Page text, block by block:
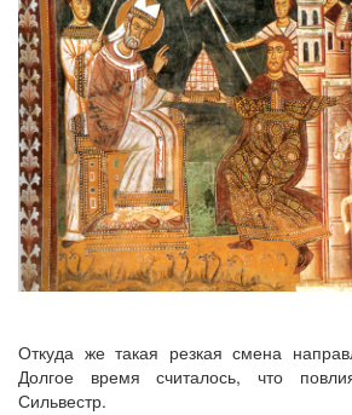
Откуда же такая резкая смена
Долгое время считалось, что
Сильвестр.